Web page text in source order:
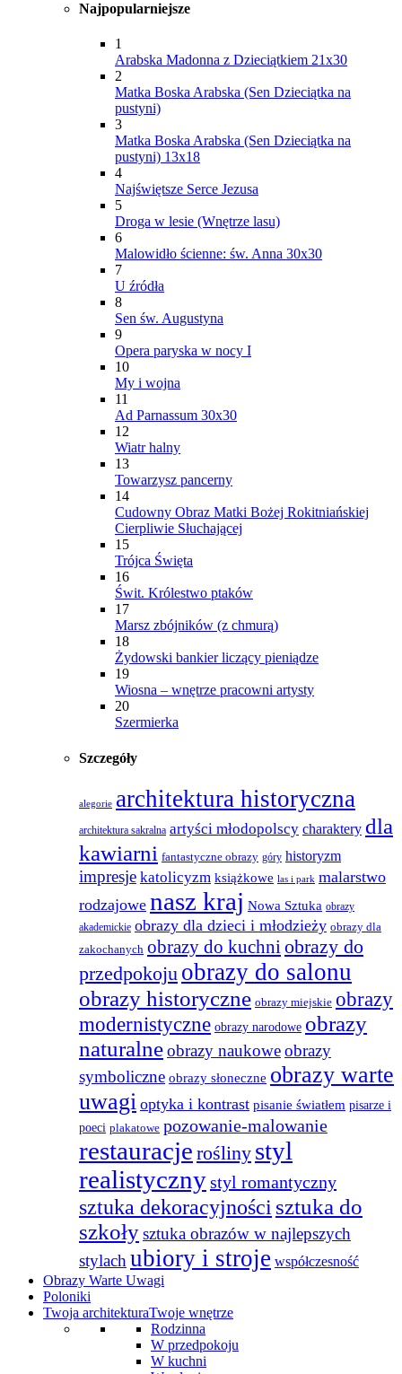
Najpopularniejsze
1
Arabska Madonna z Dzieciątkiem 21x30
2
Matka Boska Arabska (Sen Dzieciątka na
pustyni)
3
Matka Boska Arabska (Sen Dzieciątka na
pustyni) 13x18
4
Najświętsze Serce Jezusa
5
Droga w lesie (Wnętrze lasu)
6
Malowidło ścienne: św. Anna 30x30
7
U źródła
8
Sen św. Augustyna
9
Opera paryska w nocy I
10
My i wojna
11
Ad Parnassum 30x30
12
Wiatr halny
13
Towarzysz pancerny
14
Cudowny Obraz Matki Bożej Rokitniańskiej
Cierpliwie Słuchającej
15
Trójca Święta
16
Świt. Królestwo ptaków
17
Marsz zbójników (z chmurą)
18
Żydowski bankier liczący pieniądze
19
Wiosna – wnętrze pracowni artysty
20
Szermierka
Szczegóły
alegorie architektura historyczna
architektura sakralna artyści młodopolscy charaktery dla
kawiarni fantastyczne obrazy góry historyzm
impresje katolicyzm książkowe las i park malarstwo
rodzajowe nasz kraj Nowa Sztuka obrazy
akademickie obrazy dla dzieci i młodzieży obrazy dla
zakochanych obrazy do kuchniobrazy do
przedpokoju obrazy do salonu
obrazy historyczne obrazy miejskie obrazy
modernistyczne obrazy narodowe obrazy
naturalneobrazy naukoweobrazy
symboliczne obrazy słoneczne obrazy warte
uwagi optyka i kontrast pisanie światłem pisarze i
poeci plakatowe pozowanie-malowanie
restauracje rośliny styl
realistycznystyl romantyczny
sztuka dekoracyjności sztuka do
szkołysztuka obrazów w najlepszych
stylach ubiory i stroje współczesność
Obrazy Warte Uwagi
Poloniki
Twoja architekturaTwoje wnętrze
Rodzinna
W przedpokoju
W kuchni